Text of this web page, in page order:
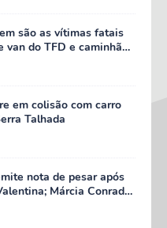
são as vítimas fatais
van do TFD e caminhão
em colisão com carro
Talhada
nota de pesar após
Márcia Conrado
de três dias em Serra